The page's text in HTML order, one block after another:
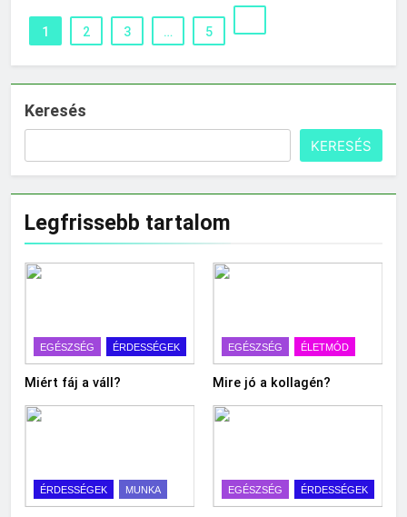
1 2 3 … 5
Keresés
KERESÉS
Legfrissebb tartalom
EGÉSZSÉG ÉRDESSÉGEK
Miért fáj a váll?
EGÉSZSÉG ÉLETMÓD
Mire jó a kollagén?
ÉRDESSÉGEK MUNKA EGÉSZSÉG ÉRDESSÉGEK